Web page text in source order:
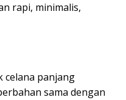
rapi, minimalis,
celana panjang
sama dengan